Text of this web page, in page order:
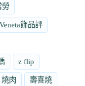
勞
飾品評
z flip
燒肉 壽喜燒